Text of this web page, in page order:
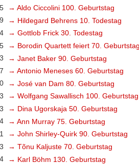
→ Aldo Ciccolini 100. Geburtstag
→ Hildegard Behrens 10. Todestag
→ Gottlob Frick 30. Todestag
→ Borodin Quartett feiert 70. Geburtstag
→ Janet Baker 90. Geburtstag
→ Antonio Meneses 60. Geburtstag
→ José van Dam 80. Geburtstag
→ Wolfgang Sawallisch 100. Geburtstag
→ Dina Ugorskaja 50. Geburtstag
→ Ann Murray 75. Geburtstag
→ John Shirley-Quirk 90. Geburtstag
→ Tõnu Kaljuste 70. Geburtstag
→ Karl Böhm 130. Geburtstag